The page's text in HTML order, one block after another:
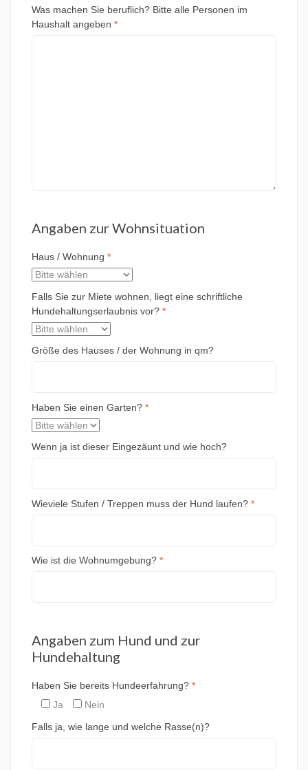
Was machen Sie beruflich? Bitte alle Personen im
Haushalt angeben *
Angaben zur Wohnsituation
Haus / Wohnung *
Falls Sie zur Miete wohnen, liegt eine schriftliche
Hundehaltungserlaubnis vor? *
Größe des Hauses / der Wohnung in qm?
Haben Sie einen Garten? *
Wenn ja ist dieser Eingezäunt und wie hoch?
Wieviele Stufen / Treppen muss der Hund laufen? *
Wie ist die Wohnumgebung? *
Angaben zum Hund und zur
Hundehaltung
Haben Sie bereits Hundeerfahrung? *
Ja
Nein
Falls ja, wie lange und welche Rasse(n)?